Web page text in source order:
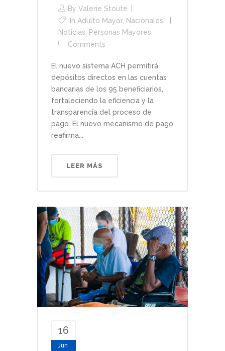
By Valerie Stoute
In Adulto Mayor, Nacionales
Noticias
Personas Mayores
Comments
El nuevo sistema ACH permitirá
depósitos directos en las cuentas
bancarias de los 95 beneficiarios,
fortaleciendo la eficiencia y la
transparencia del proceso de
pago. El nuevo mecanismo de pago
reafirma...
LEER MÁS
16
Jun